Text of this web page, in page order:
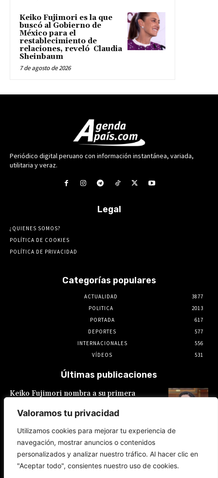
Valoramos tu privacidad
Utilizamos cookies para mejorar tu experiencia de
navegación, mostrar anuncios o contenidos
personalizados y analizar nuestro tráfico. Al hacer clic en
"Aceptar todo", consientes nuestro uso de cookies.
Keiko Fujimori es la que
buscó al Gobierno de
México para el
restablecimiento de
relaciones, reveló Claudia
Sheinbaum
7 de agosto de 2026
Periódico digital peruano con información instantánea, variada,
utilitaria y veraz.
Legal
¿QUIENES SOMOS?
POLÍTICA DE COOKIES
POLÍTICA DE PRIVACIDAD
Categorías populares
ACTUALIDAD
3877
POLITICA
2013
PORTADA
617
DEPORTES
577
INTERNACIONALES
556
VÍDEOS
531
Últimas publicaciones
Keiko Fujimori nombra a su primera
encargada: es Hilda Sandoval Cornejo
España: Pedro Sánchez lanza un ultimátum a
Italia por la crisis migratoria en Ceuta
8 de agosto de 2026